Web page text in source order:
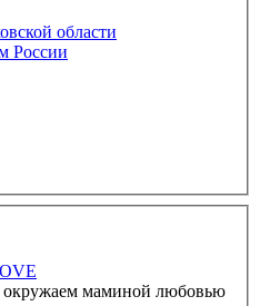
области
России
маминой любовью